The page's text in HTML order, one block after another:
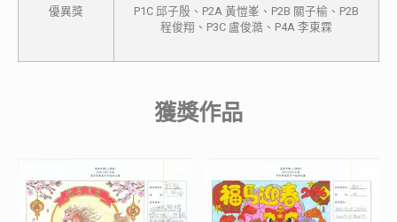
優異獎
P1C 邱子殷、P2A 黃愷峯、P2B 關子榆、P2B
程俊翔、P3C 盧俊澔、P4A 李東霖
獲獎作品